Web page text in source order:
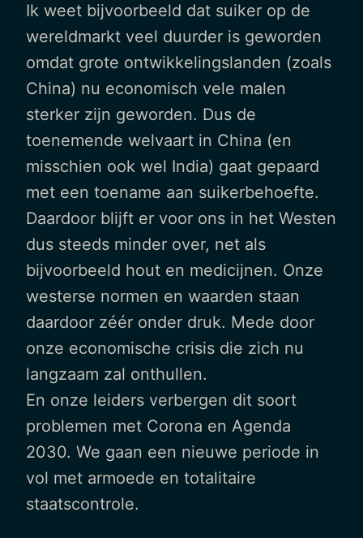
Ik weet bijvoorbeeld dat suiker op de
wereldmarkt veel duurder is geworden
omdat grote ontwikkelingslanden (zoals
China) nu economisch vele malen
sterker zijn geworden. Dus de
toenemende welvaart in China (en
misschien ook wel India) gaat gepaard
met een toename aan suikerbehoefte.
Daardoor blijft er voor ons in het Westen
dus steeds minder over, net als
bijvoorbeeld hout en medicijnen. Onze
westerse normen en waarden staan
daardoor zéér onder druk. Mede door
onze economische crisis die zich nu
langzaam zal onthullen.
En onze leiders verbergen dit soort
problemen met Corona en Agenda
2030. We gaan een nieuwe periode in
vol met armoede en totalitaire
staatscontrole.